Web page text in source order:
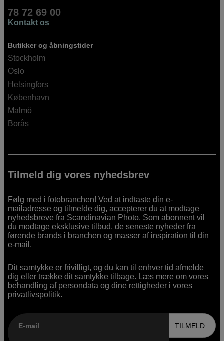
78 72 69 00
Kontakt os
Butikker og åbningstider
Stockholm
Oslo
Helsingfors
København
Malmö
Borås
Tilmeld dig vores nyhedsbrev
Følg med i fotobranchen! Ved at indtaste din e-
mailadresse og tilmelde dig, accepterer du at modtage
nyhedsbreve fra Scandinavian Photo. Som abonnent vil
du modtage eksklusive tilbud, de seneste nyheder fra
førende brands i branchen og masser af inspiration til din
e-mail.
Dit samtykke er frivilligt, og du kan til enhver tid afmelde
dig eller trække dit samtykke tilbage. Læs mere om vores
behandling af persondata og dine rettigheder ivores
privatlivspolitik.
E-mail TILMELD